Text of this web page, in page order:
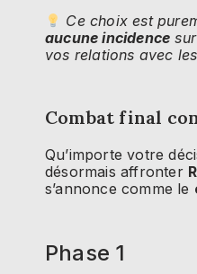
Ce choix est
aucune incidence
vos relations avec
Combat final
Qu’importe votre
désormais affronter
s’annonce comme le
Phase 1